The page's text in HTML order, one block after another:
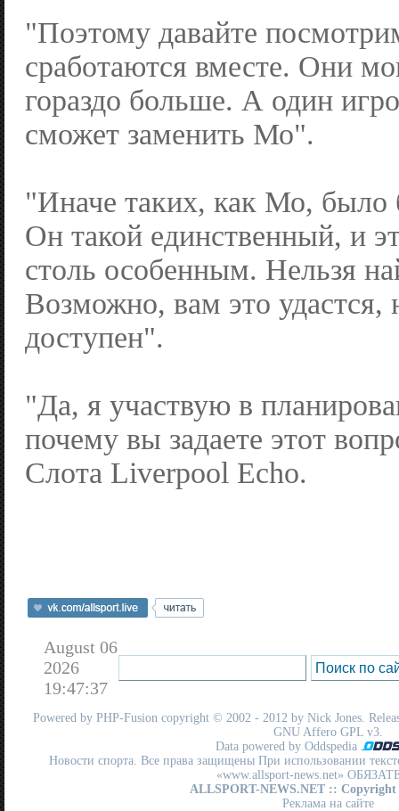
"Поэтому давайте
сработаются вместе. Они
гораздо больше. А один
сможет заменить Мо".
"Иначе таких, как Мо, было
Он такой единственный, и
столь особенным. Нельзя
Возможно, вам это удастся,
доступен".
"Да, я участвую в
почему вы задаете этот
Слота Liverpool Echo.
August 06
2026
19:47:37
Powered by PHP-Fusion copyright © 2002 - 2012 by Nick Jones.
GNU Affero GPL v3.
Data powered by Oddspedia
Новости спорта. Все права защищены При использовании
«www.allsport-news.net»
ALLSPORT-NEWS.NET :: Copyright
Реклама на сайте